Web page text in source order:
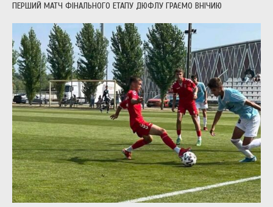
ПЕРШИЙ МАТЧ ФІНАЛЬНОГО ЕТАПУ ДЮФЛУ ГРАЄМО ВНІЧИЮ